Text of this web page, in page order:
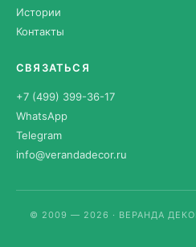
Истории
Контакты
СВЯЗАТЬСЯ
+7 (499) 399-36-17
WhatsApp
Telegram
info@verandadecor.ru
© 2009 — 2026 · ВЕРАНДА